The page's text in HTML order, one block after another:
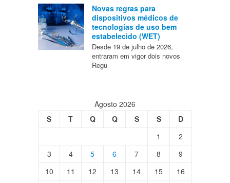
Novas regras para
dispositivos médicos de
tecnologias de uso bem
estabelecido (WET)
Desde 19 de julho de 2026,
entraram em vigor dois novos
Regu
Agosto 2026
S
T Q Q S S
D
1
2
3
4 5 6 7 8
9
10
11 12 13 14 15
16